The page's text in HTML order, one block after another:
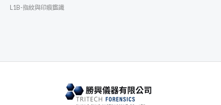
L1B-指紋與印痕鑑識